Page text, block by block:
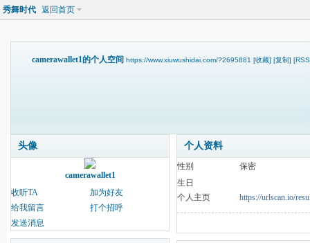
秀舞时代 返回首页
camerawallet1的个人空间 https://www.xiuwushidai.com/?2695881 [收藏] [复制]
头像
camerawallet1
收听TA
加为好友
给我留言
打个招呼
发送消息
个人资料
性别
保密
生日
个人主页
https://urlscan.io/